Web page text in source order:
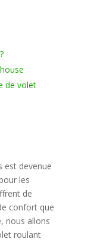
de volet
est devenue
les
de
confort que
nous allons
roulant